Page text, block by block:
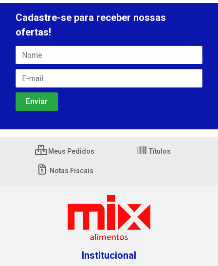
Cadastre-se para receber nossas
ofertas!
Meus Pedidos Títulos
Notas Fiscais
Institucional